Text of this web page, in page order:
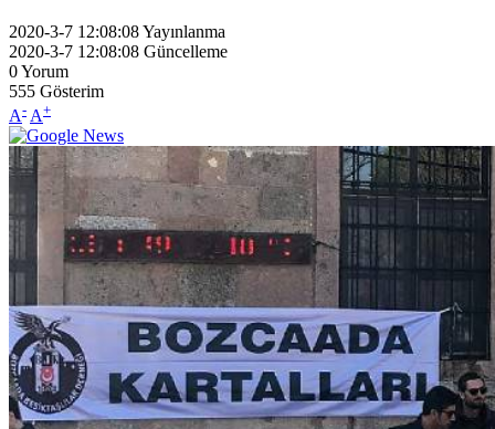
2020-3-7 12:08:08Yayınlanma
2020-3-7 12:08:08 Güncelleme
0Yorum
555 Gösterim
A- A+